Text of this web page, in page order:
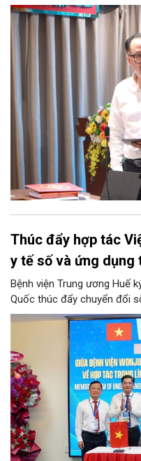
Thúc đẩy hợp tác
y tế số và ứng dụng
Bệnh viện Trung ương Huế
Quốc thúc đẩy chuyển đổi